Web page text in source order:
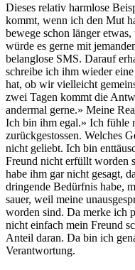
Dieses relativ harmlose
kommt, wenn ich den Mut
bewege schon länger
würde es gerne mit
belanglose SMS. Darauf
schreibe ich ihm wieder
hat, ob wir vielleicht
zwei Tagen kommt die
andermal gerne.» Meine
Ich bin ihm egal.» Ich fühle
zurückgestossen. Welches
nicht geliebt. Ich bin
Freund nicht erfüllt worden
habe ihm gar nicht gesagt,
dringende Bedürfnis habe,
sauer, weil meine
worden sind. Da merke ich
nicht einfach mein Freund
Anteil daran. Da bin ich
Verantwortung.